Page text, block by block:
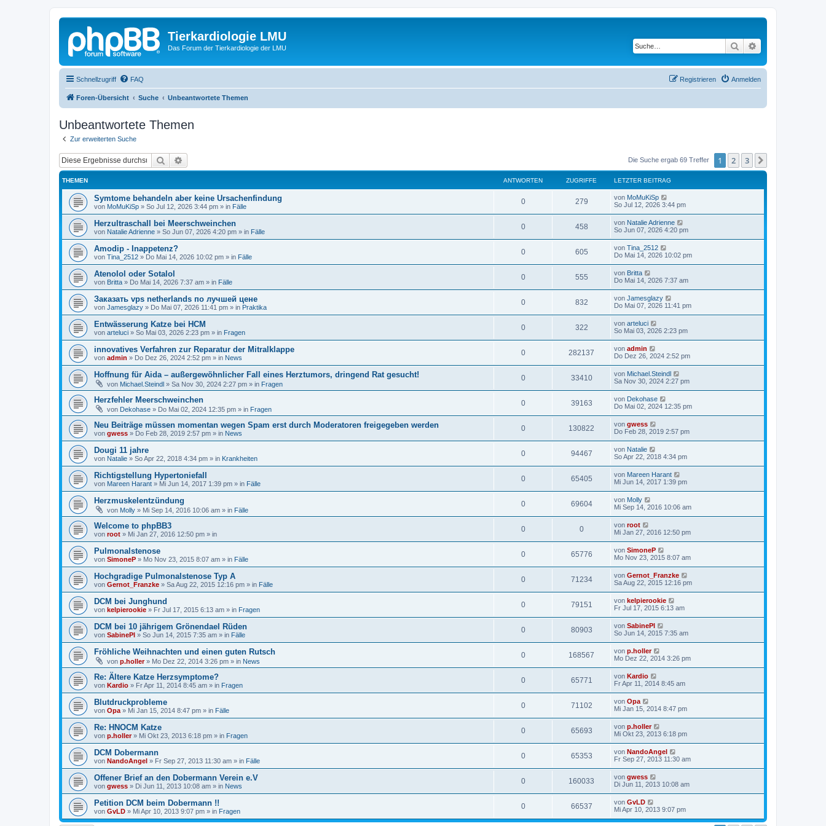
Tierkardiologie LMU
Das Forum der Tierkardiologie der LMU Suche
Schnellzugriff FAQ Anmelden
Registrieren
Foren-Übersicht Suche Unbeantwortete Themen
Unbeantwortete Themen
Zur erweiterten Suche
Suche Die Suche ergab 69 Treffer 1 2 3
THEMEN ANTWORTEN ZUGRIFFE LETZTER BEITRAG
Symtome behandeln aber keine Ursachenfindung
von MoMuKiSp » So Jul 12, 2026 3:44 pm » in Fälle
0 279 von MoMuKiSp
So Jul 12, 2026 3:44 pm
Herzultraschall bei Meerschweinchen
von Natalie Adrienne » So Jun 07, 2026 4:20 pm » in Fälle
0 458 von Natalie Adrienne
So Jun 07, 2026 4:20 pm
Amodip - Inappetenz?
von Tina_2512 » Do Mai 14, 2026 10:02 pm » in Fälle
0 605 von Tina_2512
Do Mai 14, 2026 10:02 pm
Atenolol oder Sotalol
von Britta » Do Mai 14, 2026 7:37 am » in Fälle
0 555 von Britta
Do Mai 14, 2026 7:37 am
Заказать vps netherlands по лучшей цене
von Jamesglazy » Do Mai 07, 2026 11:41 pm » in Praktika
0 832 von Jamesglazy
Do Mai 07, 2026 11:41 pm
Entwässerung Katze bei HCM
von arteluci » So Mai 03, 2026 2:23 pm » in Fragen
0 322 von arteluci
So Mai 03, 2026 2:23 pm
innovatives Verfahren zur Reparatur der Mitralklappe
von admin » Do Dez 26, 2024 2:52 pm » in News
0 282137 von admin
Do Dez 26, 2024 2:52 pm
Hoffnung für Aida – außergewöhnlicher Fall eines Herztumors, dringend Rat gesucht!
von Michael.Steindl » Sa Nov 30, 2024 2:27 pm » in Fragen
0 33410 von Michael.Steindl
Sa Nov 30, 2024 2:27 pm
Herzfehler Meerschweinchen
von Dekohase » Do Mai 02, 2024 12:35 pm » in Fragen
0 39163 von Dekohase
Do Mai 02, 2024 12:35 pm
Neu Beiträge müssen momentan wegen Spam erst durch Moderatoren freigegeben werden
von gwess » Do Feb 28, 2019 2:57 pm » in News
0 130822 von gwess
Do Feb 28, 2019 2:57 pm
Dougi 11 jahre
von Natalie » So Apr 22, 2018 4:34 pm » in Krankheiten
0 94467 von Natalie
So Apr 22, 2018 4:34 pm
Richtigstellung Hypertoniefall
von Mareen Harant » Mi Jun 14, 2017 1:39 pm » in Fälle
0 65405 von Mareen Harant
Mi Jun 14, 2017 1:39 pm
Herzmuskelentzündung
von Molly » Mi Sep 14, 2016 10:06 am » in Fälle
0 69604 von Molly
Mi Sep 14, 2016 10:06 am
Welcome to phpBB3
von root » Mi Jan 27, 2016 12:50 pm » in
0 0 von root
Mi Jan 27, 2016 12:50 pm
Pulmonalstenose
von SimoneP » Mo Nov 23, 2015 8:07 am » in Fälle
0 65776 von SimoneP
Mo Nov 23, 2015 8:07 am
Hochgradige Pulmonalstenose Typ A
von Gernot_Franzke » Sa Aug 22, 2015 12:16 pm » in Fälle
0 71234 von Gernot_Franzke
Sa Aug 22, 2015 12:16 pm
DCM bei Junghund
von kelpierookie » Fr Jul 17, 2015 6:13 am » in Fragen
0 79151 von kelpierookie
Fr Jul 17, 2015 6:13 am
DCM bei 10 jährigem Grönendael Rüden
von SabinePl » So Jun 14, 2015 7:35 am » in Fälle
0 80903 von SabinePl
So Jun 14, 2015 7:35 am
Fröhliche Weihnachten und einen guten Rutsch
von p.holler» Mo Dez 22, 2014 3:26 pm » in News
0 168567 von p.holler
Mo Dez 22, 2014 3:26 pm
Re: Ältere Katze Herzsymptome?
von Kardio » Fr Apr 11, 2014 8:45 am » in Fragen
0 65771 von Kardio
Fr Apr 11, 2014 8:45 am
Blutdruckprobleme
von Opa » Mi Jan 15, 2014 8:47 pm » in Fälle
0 71102 von Opa
Mi Jan 15, 2014 8:47 pm
Re: HNOCM Katze
von p.holler» Mi Okt 23, 2013 6:18 pm » in Fragen
0 65693 von p.holler
Mi Okt 23, 2013 6:18 pm
DCM Dobermann
von NandoAngel » Fr Sep 27, 2013 11:30 am » in Fälle
0 65353 von NandoAngel
Fr Sep 27, 2013 11:30 am
Offener Brief an den Dobermann Verein e.V
von gwess » Di Jun 11, 2013 10:08 am » in News
0 160033 von gwess
Di Jun 11, 2013 10:08 am
Petition DCM beim Dobermann !!
von GvLD » Mi Apr 10, 2013 9:07 pm » in Fragen
0 66537 von GvLD
Mi Apr 10, 2013 9:07 pm